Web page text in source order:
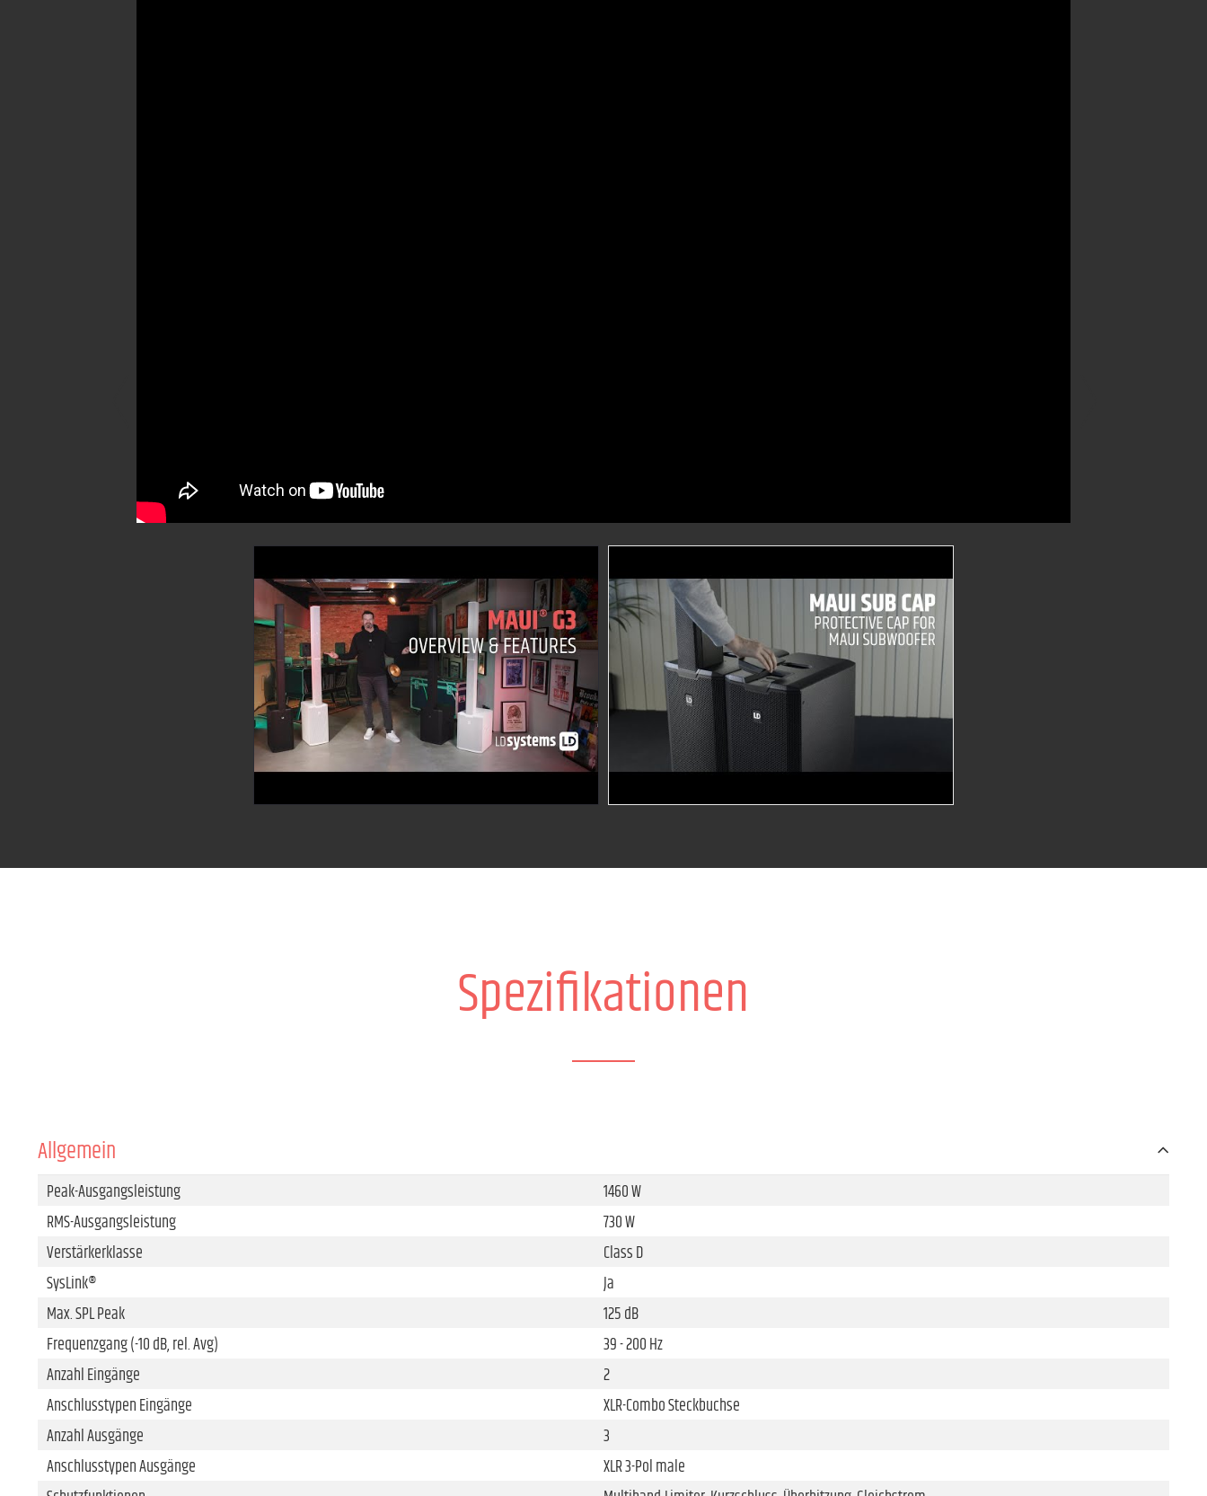
Spezifikationen
Allgemein
Peak-Ausgangsleistung
1460 W
RMS-Ausgangsleistung
730 W
Verstärkerklasse
Class D
SysLink®
Ja
Max. SPL Peak
125 dB
Frequenzgang (-10 dB, rel. Avg)
39 - 200 Hz
Anzahl Eingänge
2
Anschlusstypen Eingänge
XLR-Combo Steckbuchse
Anzahl Ausgänge
3
Anschlusstypen Ausgänge
XLR 3-Pol male